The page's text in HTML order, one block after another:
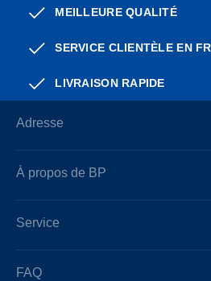
MEILLEURE QUALITÉ
SERVICE CLIENTÈLE EN
LIVRAISON RAPIDE
Adresse
À propos de BP
Service
FAQ